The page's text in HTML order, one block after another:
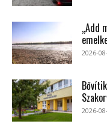
„Add
2026-
2026-